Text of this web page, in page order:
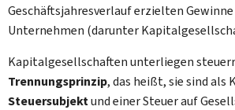
Geschäftsjahresverlauf erzielten
Unternehmen (darunter
Kapitalgesellschaften unterliegen
Trennungsprinzip, das heißt, sie sind als
Steuersubjektund einer Steuer auf